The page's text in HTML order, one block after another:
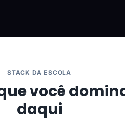
STACK DA ESCOLA
você
daqui